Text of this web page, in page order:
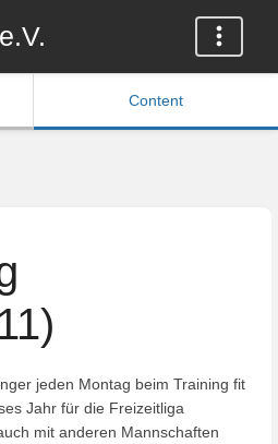
Content
jeden Montag beim Training fit
Jahr für die Freizeitliga
mit anderen Mannschaften